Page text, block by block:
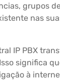
grupos
nas
IP PBX
significa
à